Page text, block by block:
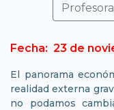
Profesora
Fecha: 23 de
El panorama
realidad externa
no podamos